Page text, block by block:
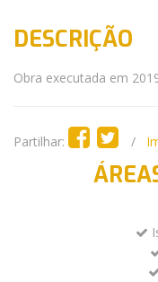
DESCRIÇÃO
Obra executada em
Partilhar: /